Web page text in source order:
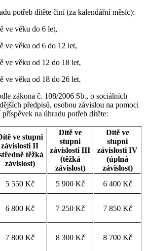
potřeb dítěte činí (za kalendářní měsíc):
ve věku do 6 let,
ve věku od 6 do 12 let,
ve věku od 12 do 18 let,
ve věku od 18 do 26 let.
zákona č. 108/2006 Sb., o sociálních
předpisů, osobou závislou na pomoci
na úhradu potřeb dítěte:
ve stupni
závislosti II
těžká
závislost)
Dítě ve
stupni
závislosti III
(těžká
závislost)
Dítě ve
stupni
závislosti IV
(úplná
závislost)
5 550 Kč 5 900 Kč
6 400 Kč
6 800 Kč 7 250 Kč 7 850 Kč
7 800 Kč 8 300 Kč 8 700 Kč